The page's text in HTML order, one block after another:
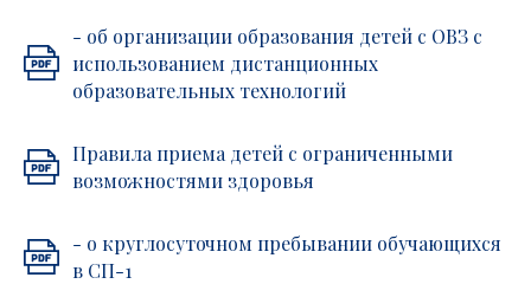
- об организации образования детей с ОВЗ с
использованием дистанционных
образовательных технологий
Правила приема детей с ограниченными
возможностями здоровья
- о круглосуточном пребывании обучающихся
в СП-1